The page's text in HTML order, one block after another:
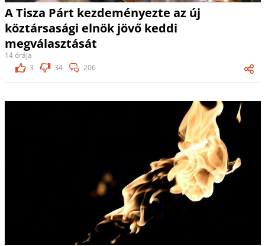
A Tisza Párt kezdeményezte az új
köztársasági elnök jövő keddi
megválasztását
14 órája
3
34 206